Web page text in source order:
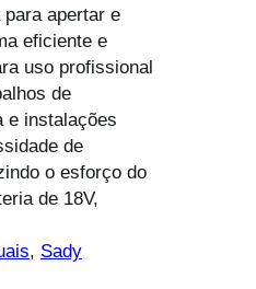
apertar e
eficiente e
uso profissional
de
e instalações
de
o esforço do
de 18V,
, Sady